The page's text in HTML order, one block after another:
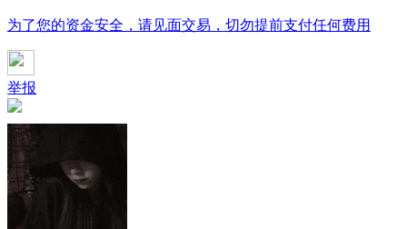
为了您的资金安全，请见面交易，切勿提前支付任何费用
举报